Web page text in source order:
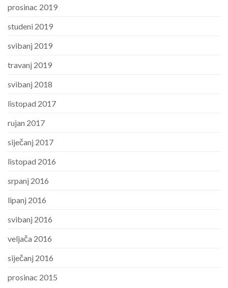
prosinac 2019
studeni 2019
svibanj 2019
travanj 2019
svibanj 2018
listopad 2017
rujan 2017
siječanj 2017
listopad 2016
srpanj 2016
lipanj 2016
svibanj 2016
veljača 2016
siječanj 2016
prosinac 2015